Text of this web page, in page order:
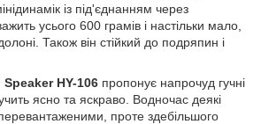
із під'єднанням через
усього 600 грамів і настільки мало,
Також він стійкий до подряпин і
HY-106 пропонує напрочуд гучні
ясно та яскраво. Водночас деякі
проте здебільшого